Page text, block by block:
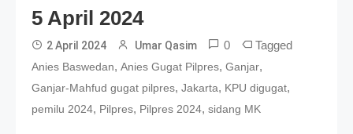
5 April 2024
2 April 2024 Umar Qasim 0 Tagged
Anies Baswedan, Anies Gugat Pilpres, Ganjar,
Ganjar-Mahfud gugat pilpres, Jakarta, KPU digugat,
pemilu 2024, Pilpres, Pilpres 2024, sidang MK